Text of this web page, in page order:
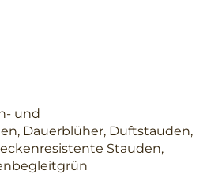
und
Dauerblüher, Duftstauden,
Stauden,